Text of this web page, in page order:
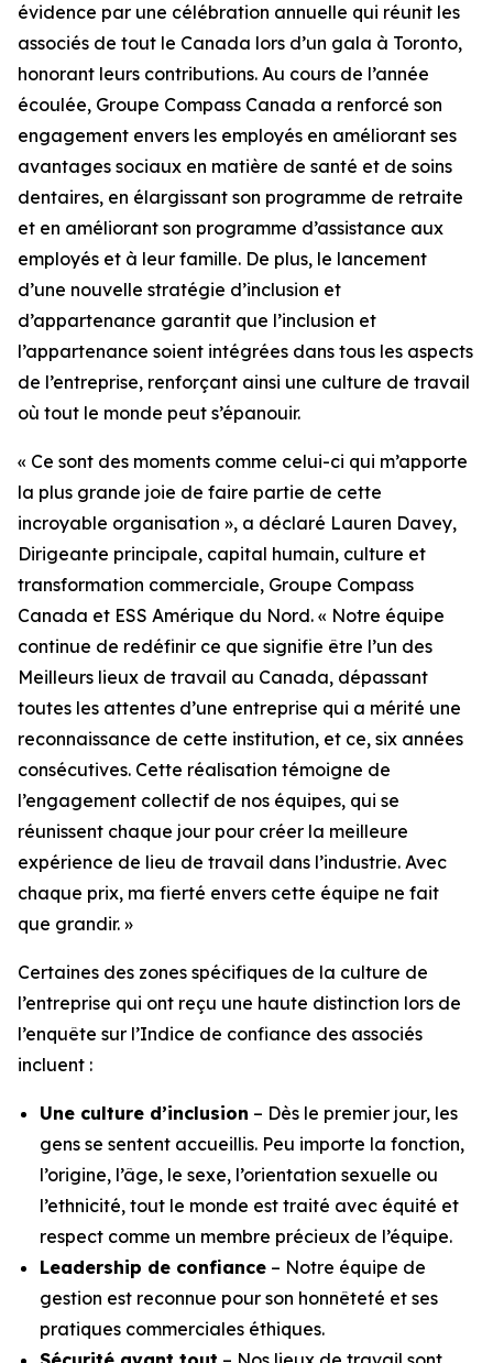
évidence par une célébration annuelle qui réunit les
associés de tout le Canada lors d’un gala à Toronto,
honorant leurs contributions. Au cours de l’année
écoulée, Groupe Compass Canada a renforcé son
engagement envers les employés en améliorant ses
avantages sociaux en matière de santé et de soins
dentaires, en élargissant son programme de retraite
et en améliorant son programme d’assistance aux
employés et à leur famille. De plus, le lancement
d’une nouvelle stratégie d’inclusion et
d’appartenance garantit que l’inclusion et
l’appartenance soient intégrées dans tous les aspects
de l’entreprise, renforçant ainsi une culture de travail
où tout le monde peut s’épanouir.
« Ce sont des moments comme celui-ci qui m’apporte
la plus grande joie de faire partie de cette
incroyable organisation », a déclaré Lauren Davey,
Dirigeante principale, capital humain, culture et
transformation commerciale, Groupe Compass
Canada et ESS Amérique du Nord. « Notre équipe
continue de redéfinir ce que signifie être l’un des
Meilleurs lieux de travail au Canada, dépassant
toutes les attentes d’une entreprise qui a mérité une
reconnaissance de cette institution, et ce, six années
consécutives. Cette réalisation témoigne de
l’engagement collectif de nos équipes, qui se
réunissent chaque jour pour créer la meilleure
expérience de lieu de travail dans l’industrie. Avec
chaque prix, ma fierté envers cette équipe ne fait
que grandir. »
Certaines des zones spécifiques de la culture de
l’entreprise qui ont reçu une haute distinction lors de
l’enquête sur l’Indice de confiance des associés
incluent :
Une culture d’inclusion – Dès le premier jour, les
gens se sentent accueillis. Peu importe la fonction,
l’origine, l’âge, le sexe, l’orientation sexuelle ou
l’ethnicité, tout le monde est traité avec équité et
respect comme un membre précieux de l’équipe.
Leadership de confiance – Notre équipe de
gestion est reconnue pour son honnêteté et ses
pratiques commerciales éthiques.